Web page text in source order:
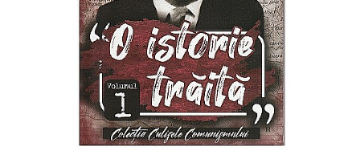
Istorie/Critica
Jurnale/Memorii
Manuale scolare/Cursuri